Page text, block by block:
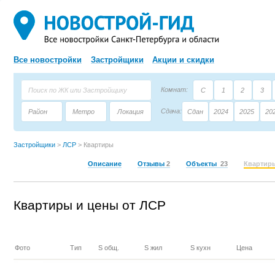
Все новостройки Застройщики Акции и скидки
Комнат: С 1 2 3
Район Метро Локация Сдача: Сдан 2024 2025
Застройщики > ЛСР > Квартиры
Описание Отзывы 2 Объекты 23
Квартиры и цены от ЛСР
Фото Тип S общ. S жил S кухн Цена